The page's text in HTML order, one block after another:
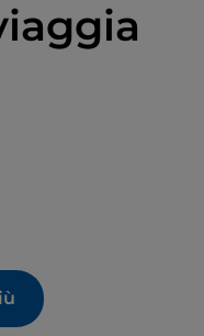
a 11
al Classis
del